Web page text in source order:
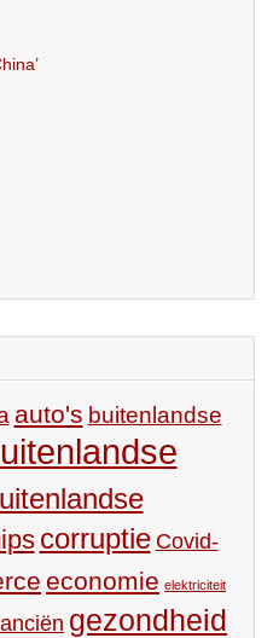
auto's buitenlandse
corruptie Covid-
economie elektriciteit
gezondheid